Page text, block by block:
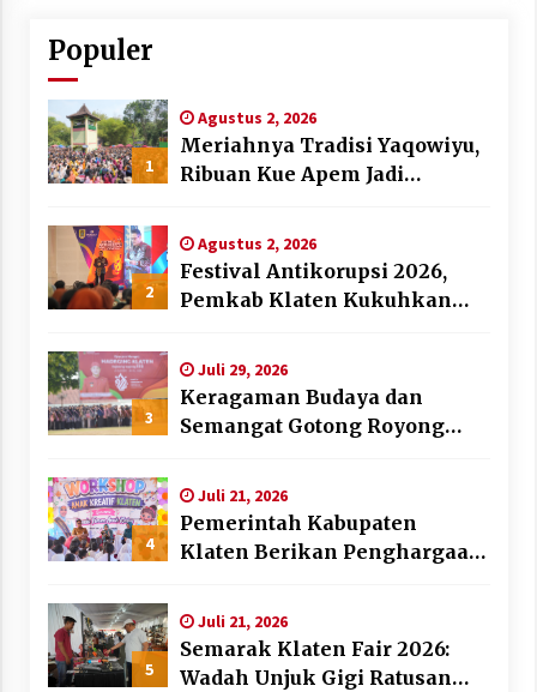
Populer
1
Agustus 2, 2026
Meriahnya Tradisi Yaqowiyu,
Ribuan Kue Apem Jadi
2
Agustus 2, 2026
Festival Antikorupsi 2026,
Pemkab Klaten Kukuhkan
3
Juli 29, 2026
Keragaman Budaya dan
Semangat Gotong Royong
Hari Jadi Klaten ke-222
4
Juli 21, 2026
Pemerintah Kabupaten
Klaten Berikan Penghargaan
Anak pada HAN 2026
5
Juli 21, 2026
Semarak Klaten Fair 2026:
Wadah Unjuk Gigi Ratusan